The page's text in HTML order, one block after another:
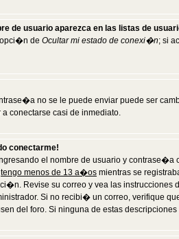
de usuario aparezca en las listas de
de Ocultar mi estado de conexi�n; si
no se le puede enviar puede ser
conectarse casi de inmediato.
conectarme!
el nombre de usuario y
tengo menos de 13 a�os mientras se
Revise su correo y vea las
Si no recibi� un correo, verifique
del foro. Si ninguna de estas